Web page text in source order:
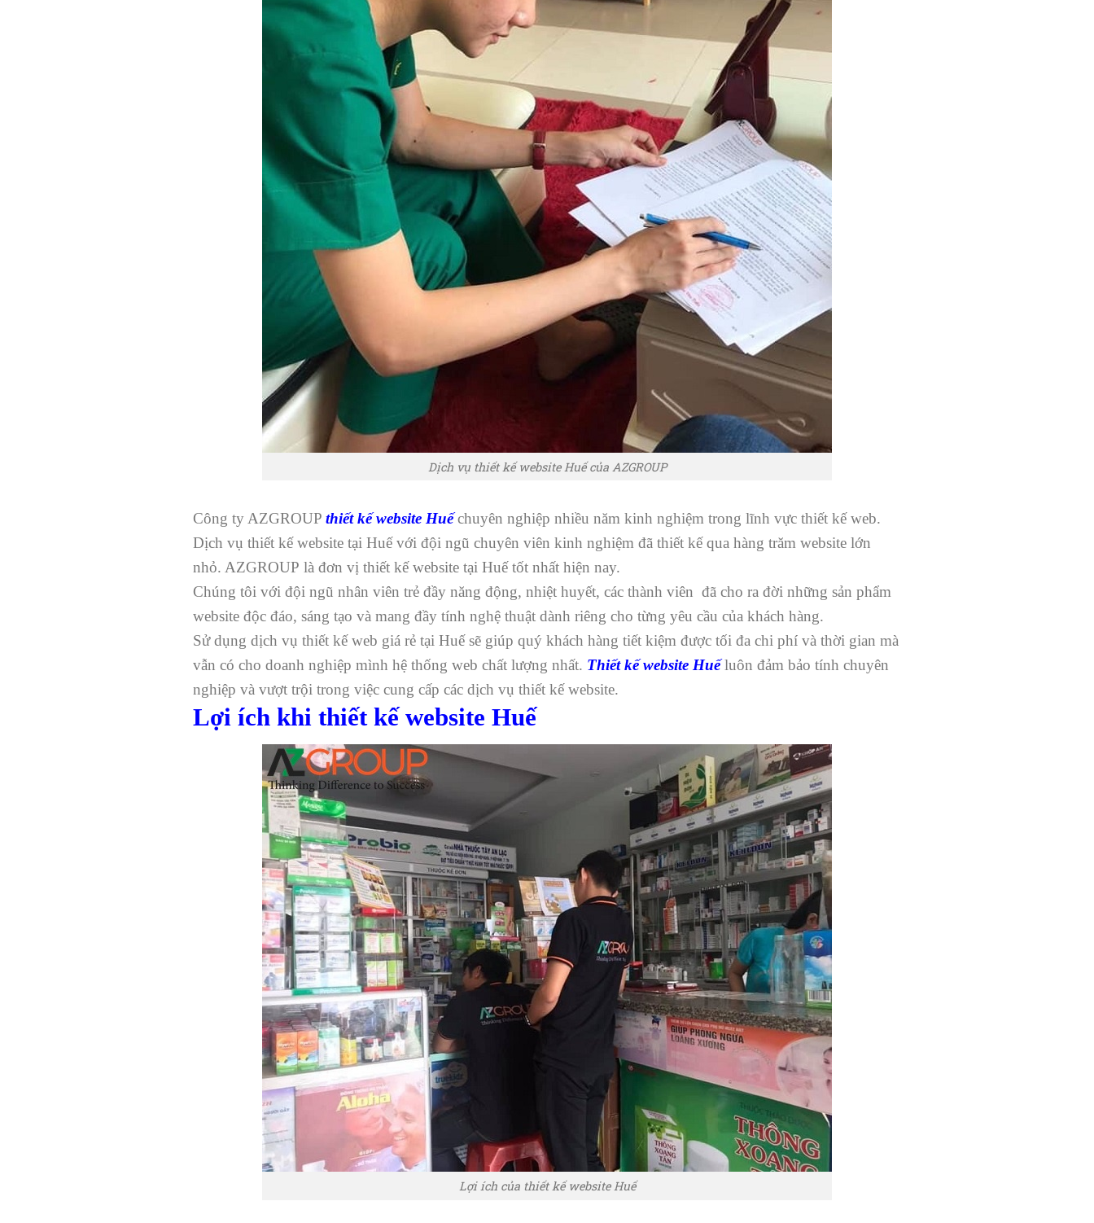
Dịch vụ thiết kế website Huế của AZGROUP
Công ty AZGROUP thiết kế website Huếchuyên nghiệp nhiều năm kinh nghiệm trong lĩnh vực thiết kế web.
Dịch vụ thiết kế website tại Huế với đội ngũ chuyên viên kinh nghiệm đã thiết kế qua hàng trăm website lớn
nhỏ. AZGROUP là đơn vị thiết kế website tại Huế tốt nhất hiện nay.
Chúng tôi với đội ngũ nhân viên trẻ đầy năng động, nhiệt huyết, các thành viên đã cho ra đời những sản phẩm
website độc đáo, sáng tạo và mang đầy tính nghệ thuật dành riêng cho từng yêu cầu của khách hàng.
Sử dụng dịch vụ thiết kế web giá rẻ tại Huế sẽ giúp quý khách hàng tiết kiệm được tối đa chi phí và thời gian mà
vẫn có cho doanh nghiệp mình hệ thống web chất lượng nhất. Thiết kế website Huếluôn đảm bảo tính chuyên
nghiệp và vượt trội trong việc cung cấp các dịch vụ thiết kế website.
Lợi ích khi thiết kế website Huế
Lợi ích của thiết kế website Huế